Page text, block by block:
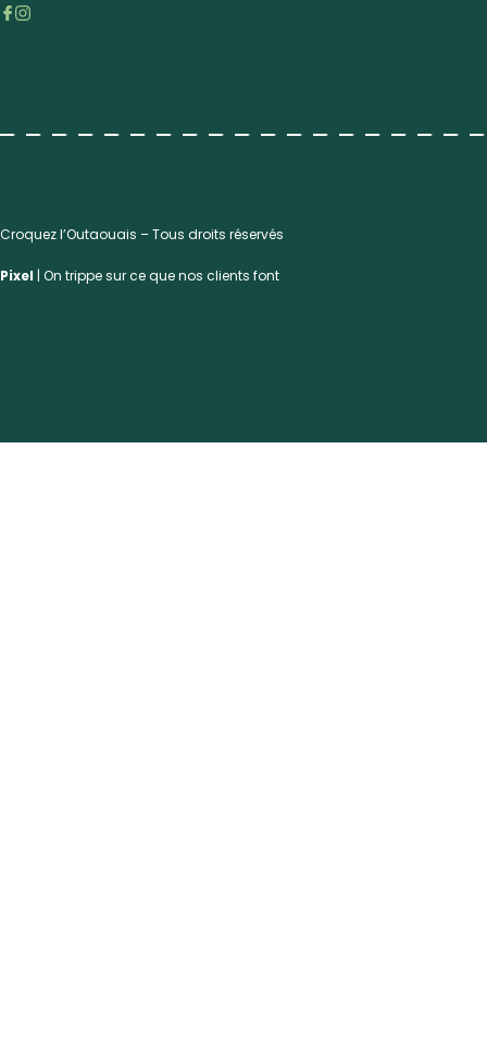
Croquez l’Outaouais – Tous droits réservés
Pixel | On trippe sur ce que nos clients font